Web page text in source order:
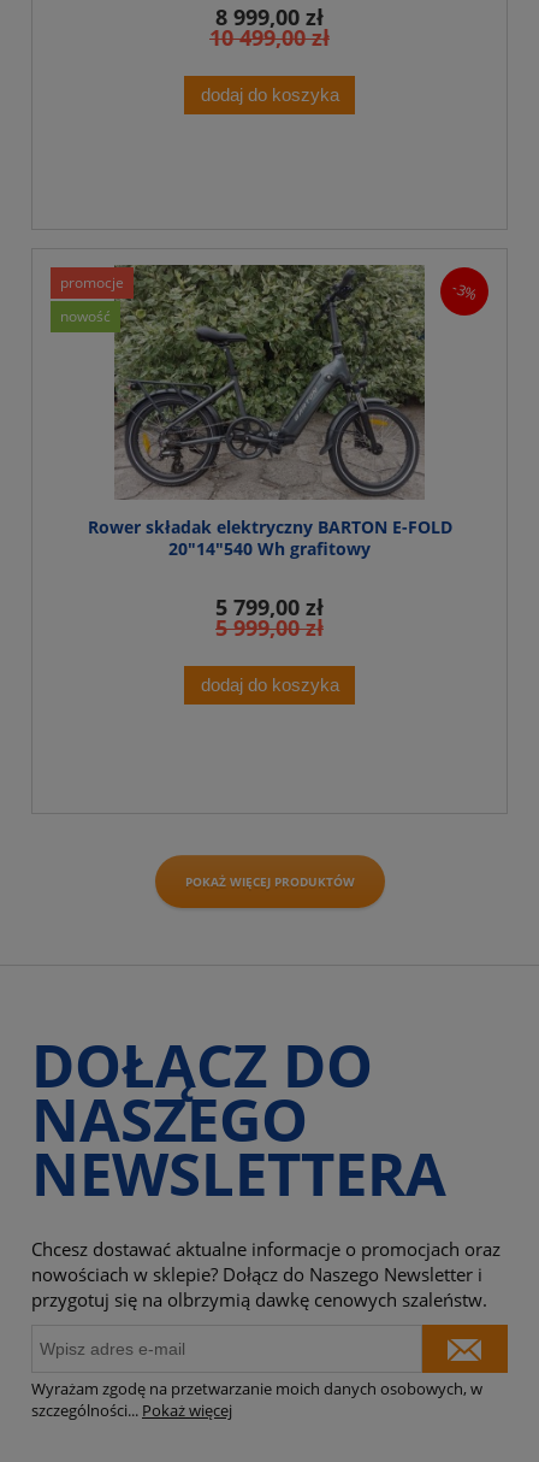
8 999,00 zł
10 499,00 zł
dodaj do koszyka
Rower składak elektryczny BARTON E-FOLD
20"14"540 Wh grafitowy
5 799,00 zł
5 999,00 zł
dodaj do koszyka
promocje
nowość
-3%
POKAŻ WIĘCEJ PRODUKTÓW
DOŁĄCZ DO
NASZEGO
NEWSLETTERA
Chcesz dostawać aktualne informacje o promocjach oraz
nowościach w sklepie? Dołącz do Naszego Newsletter i
przygotuj się na olbrzymią dawkę cenowych szaleństw.
Wyrażam zgodę na przetwarzanie moich danych osobowych, w
szczególności... Pokaż więcej